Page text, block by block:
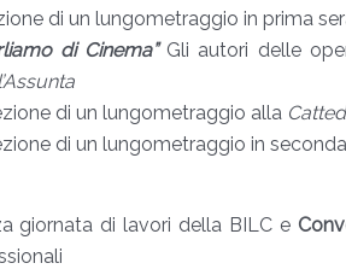
di un lungometraggio in prima
di Cinema”Gli autori delle
di un lungometraggio alla
di un lungometraggio in
giornata di lavori della BILC e